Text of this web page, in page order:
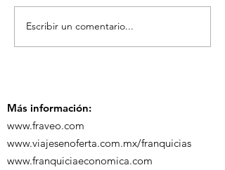
¡Acapulco y Guerrero
se Visten de Fiesta!
Escribir un comentario...
Más información:
www.fraveo.com
www.viajesenoferta.com.mx/franquicias
www.franquiciaeconomica.com